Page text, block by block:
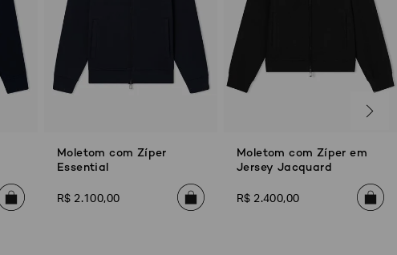
Moletom com Zíper
Essential
R$ 2.100,00
Moletom com Zíper em
Jersey Jacquard
R$ 2.400,00